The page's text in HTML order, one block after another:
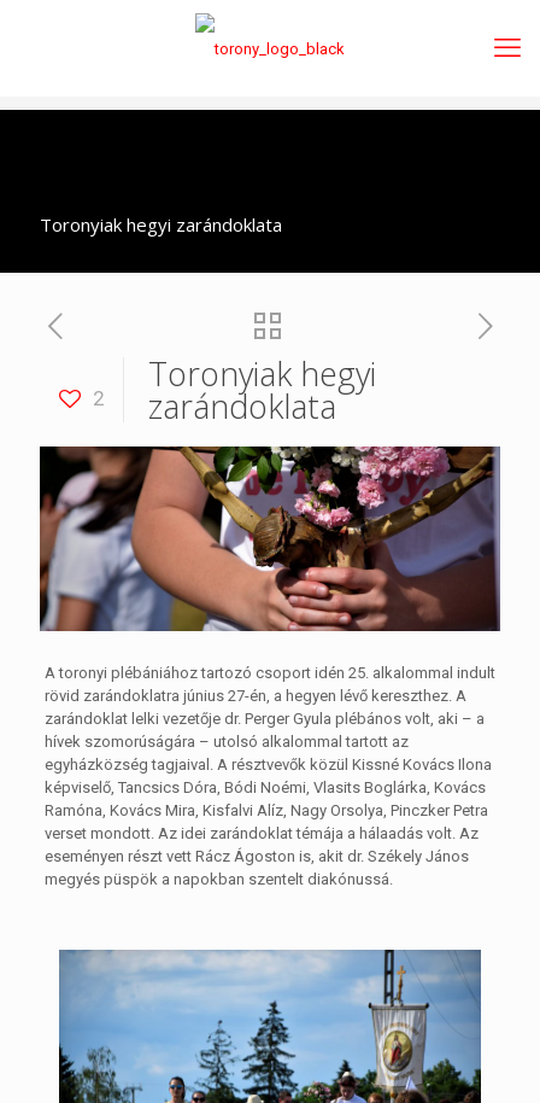
Toronyiak hegyi zarándoklata
2
Toronyiak hegyi
zarándoklata
A toronyi plébániához tartozó csoport idén 25. alkalommal indult
rövid zarándoklatra június 27-én, a hegyen lévő kereszthez. A
zarándoklat lelki vezetője dr. Perger Gyula plébános volt, aki – a
hívek szomorúságára – utolsó alkalommal tartott az
egyházközség tagjaival. A résztvevők közül Kissné Kovács Ilona
képviselő, Tancsics Dóra, Bódi Noémi, Vlasits Boglárka, Kovács
Ramóna, Kovács Mira, Kisfalvi Alíz, Nagy Orsolya, Pinczker Petra
verset mondott. Az idei zarándoklat témája a hálaadás volt. Az
eseményen részt vett Rácz Ágoston is, akit dr. Székely János
megyés püspök a napokban szentelt diakónussá.